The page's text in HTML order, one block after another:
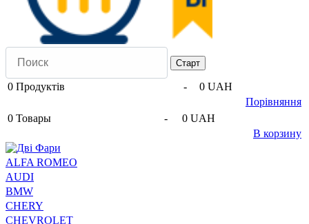
0 Продуктів -
0 UAH
Порівняння
0 Товары -
0 UAH
В корзину
ALFA ROMEO
AUDI
BMW
CHERY
CHEVROLET